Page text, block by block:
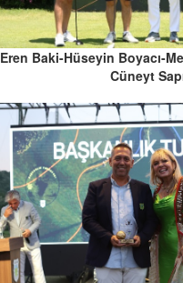
Eren Baki-Hüseyin Boyacı-
Cüneyt